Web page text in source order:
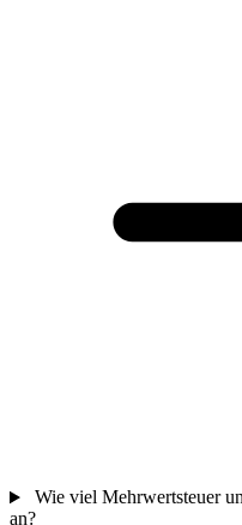
Wie viel Mehrwertsteuer
an?